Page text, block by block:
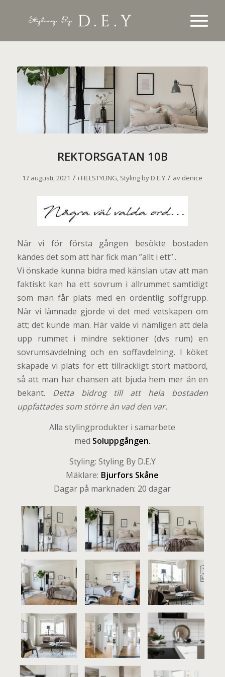
REKTORSGATAN 10B
17 augusti, 2021 / i HELSTYLING, Styling by D.E.Y / av denice
När vi för första gången besökte bostaden
kändes det som att här fick man ”allt i ett”..
Vi önskade kunna bidra med känslan utav att man
faktiskt kan ha ett sovrum i allrummet samtidigt
som man får plats med en ordentlig soffgrupp.
När vi lämnade gjorde vi det med vetskapen om
att; det kunde man. Här valde vi nämligen att dela
upp rummet i mindre sektioner (dvs rum) en
sovrumsavdelning och en soffavdelning. I köket
skapade vi plats för ett tillräckligt stort matbord,
så att man har chansen att bjuda hem mer än en
bekant. Detta bidrog till att hela bostaden
uppfattades som större än vad den var.
Alla stylingprodukter i samarbete
med Soluppgången.
Styling: Styling By D.E.Y
Mäklare: Bjurfors Skåne
Dagar på marknaden: 20 dagar